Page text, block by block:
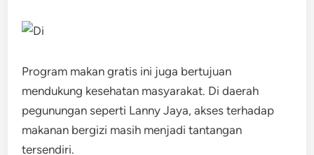
Program makan gratis ini juga bertujuan
mendukung kesehatan masyarakat. Di daerah
pegunungan seperti Lanny Jaya, akses terhadap
makanan bergizi masih menjadi tantangan
tersendiri.